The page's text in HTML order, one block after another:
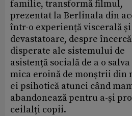
familie, transformă filmul,
prezentat la Berlinala din
într-o experiență viscerală și
devastatoare, despre
disperate ale sistemului de
asistență socială de a o salva
mica eroină de monștrii din
ei psihotică atunci când
abandonează pentru a-și
ceilalți copii.